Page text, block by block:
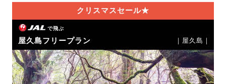
クリスマスセール★
で飛ぶ
屋久島フリープラン ｜屋久島｜